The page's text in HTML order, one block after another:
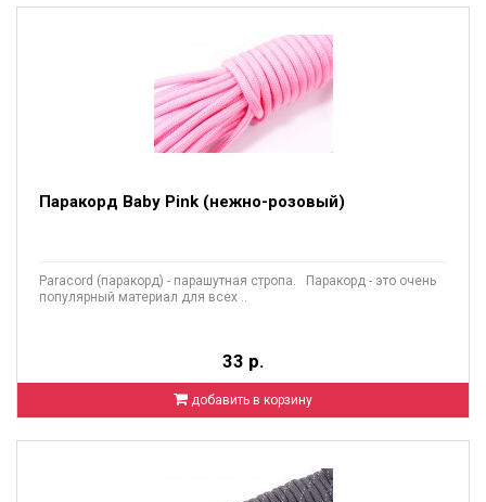
Паракорд Baby Pink (нежно-розовый)
Paracord (паракорд) - парашутная стропа. Паракорд - это очень
популярный материал для всех ..
33 р.
добавить в корзину